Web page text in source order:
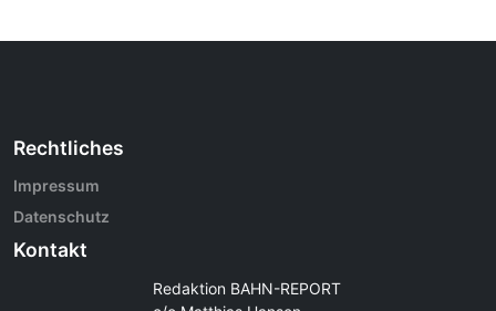
Rechtliches
Impressum
Datenschutz
Kontakt
Redaktion BAHN-REPORT